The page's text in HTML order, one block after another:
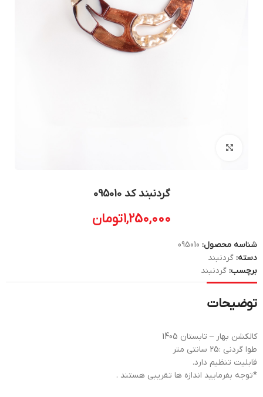
گردنبند کد 095010
1,250,000تومان
شناسه محصول: 095010
دسته: گردنبند
برچسب: گردنبند
توضیحات
کالکشن بهار – تابستان 1405
طوا گردنی :25 سانتی متر
قابلیت تنظیم دارد.
*توجه بفرمایید اندازه ها تقریبی هستند .